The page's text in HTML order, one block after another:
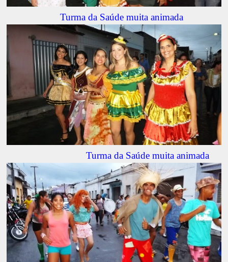
Turma da Saúde muita animada
Turma da Saúde muita animada